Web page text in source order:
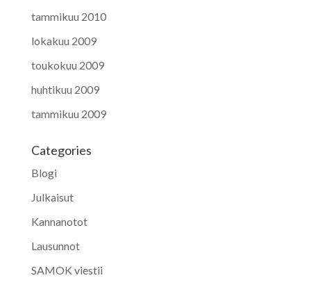
tammikuu 2010
lokakuu 2009
toukokuu 2009
huhtikuu 2009
tammikuu 2009
Categories
Blogi
Julkaisut
Kannanotot
Lausunnot
SAMOK viestii